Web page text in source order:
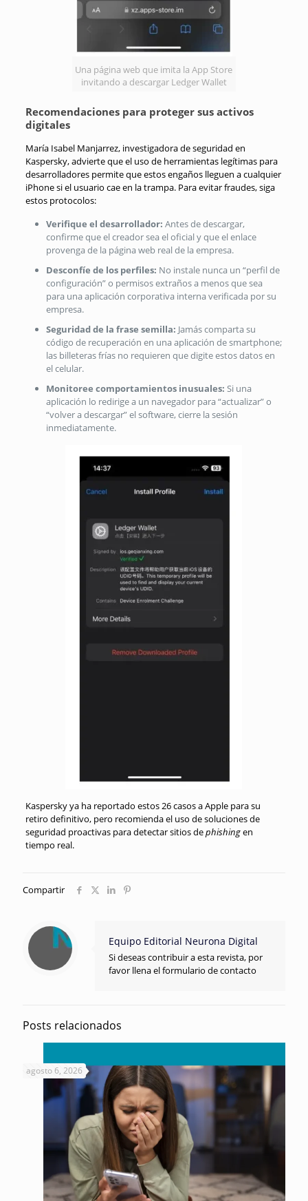
Una página web que imita la App Store
invitando a descargar Ledger Wallet
Recomendaciones para proteger sus activos
digitales
María Isabel Manjarrez, investigadora de seguridad en
Kaspersky, advierte que el uso de herramientas legítimas para
desarrolladores permite que estos engaños lleguen a cualquier
iPhone si el usuario cae en la trampa. Para evitar fraudes, siga
estos protocolos:
Verifique el desarrollador: Antes de descargar,
confirme que el creador sea el oficial y que el enlace
provenga de la página web real de la empresa.
Desconfíe de los perfiles: No instale nunca un “perfil de
configuración” o permisos extraños a menos que sea
para una aplicación corporativa interna verificada por su
empresa.
Seguridad de la frase semilla: Jamás comparta su
código de recuperación en una aplicación de smartphone;
las billeteras frías no requieren que digite estos datos en
el celular.
Monitoree comportamientos inusuales: Si una
aplicación lo redirige a un navegador para “actualizar” o
“volver a descargar” el software, cierre la sesión
inmediatamente.
Kaspersky ya ha reportado estos 26 casos a Apple para su
retiro definitivo, pero recomienda el uso de soluciones de
seguridad proactivas para detectar sitios dephishingen
tiempo real.
Compartir
Equipo Editorial Neurona Digital
Si deseas contribuir a esta revista, por
favor llena el formulario de contacto
Posts relacionados
agosto 6, 2026